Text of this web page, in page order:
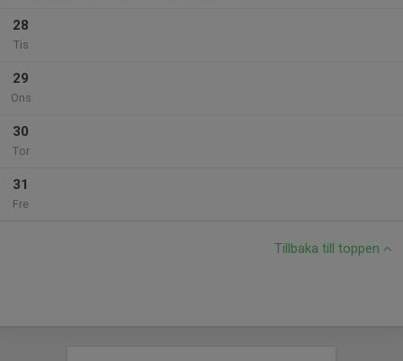
28
Tis
29
Ons
30
Tor
31
Fre
Tillbaka till toppen